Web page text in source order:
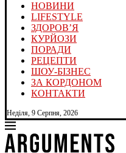
НОВИНИ
LIFESTYLE
ЗДОРОВ’Я
КУРЙОЗИ
ПОРАДИ
РЕЦЕПТИ
ШОУ-БІЗНЕС
ЗА КОРДОНОМ
КОНТАКТИ
Неділя, 9 Серпня, 2026